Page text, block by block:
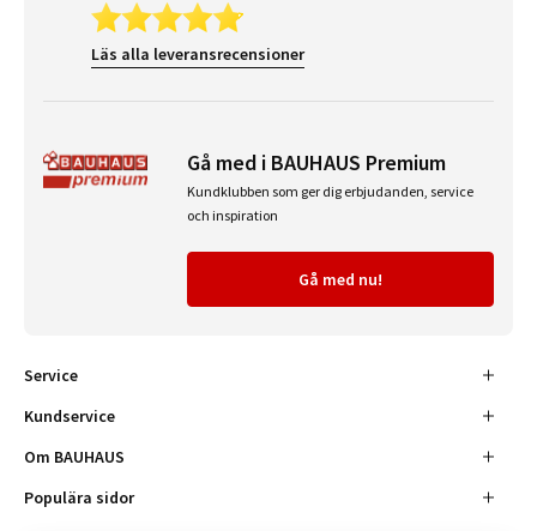
Läs alla leveransrecensioner
Gå med i BAUHAUS Premium
Kundklubben som ger dig erbjudanden, service
och inspiration
Gå med nu!
Service
Kundservice
Om BAUHAUS
Populära sidor